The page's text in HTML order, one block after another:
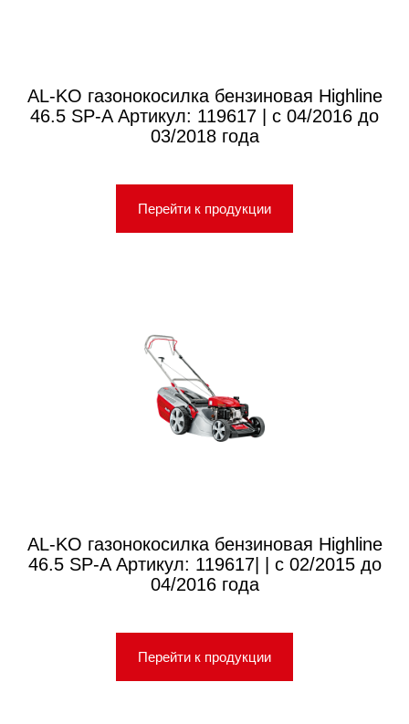
AL-KO газонокосилка бензиновая Highline
46.5 SP-A Артикул: 119617 | с 04/2016 до
03/2018 года
Перейти к продукции
AL-KO газонокосилка бензиновая Highline
46.5 SP-A Артикул: 119617| | с 02/2015 до
04/2016 года
Перейти к продукции